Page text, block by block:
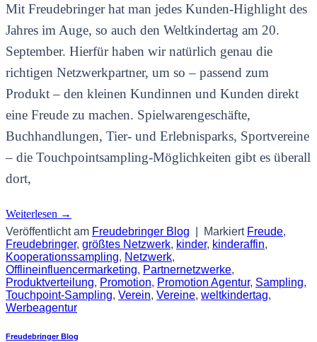
Mit Freudebringer hat man jedes Kunden-Highlight des
Jahres im Auge, so auch den Weltkindertag am 20.
September. Hierfür haben wir natürlich genau die
richtigen Netzwerkpartner, um so – passend zum
Produkt – den kleinen Kundinnen und Kunden direkt
eine Freude zu machen. Spielwarengeschäfte,
Buchhandlungen, Tier- und Erlebnisparks, Sportvereine
– die Touchpointsampling-Möglichkeiten gibt es überall
dort,
Weiterlesen →
Veröffentlicht am Freudebringer Blog Markiert Freude,
Freudebringer, größtes Netzwerk, kinder, kinderaffin,
Kooperationssampling, Netzwerk,
Offlineinfluencermarketing, Partnernetzwerke,
Produktverteilung, Promotion, Promotion Agentur, Sampling,
Touchpoint-Sampling, Verein, Vereine, weltkindertag,
Werbeagentur
Freudebringer Blog